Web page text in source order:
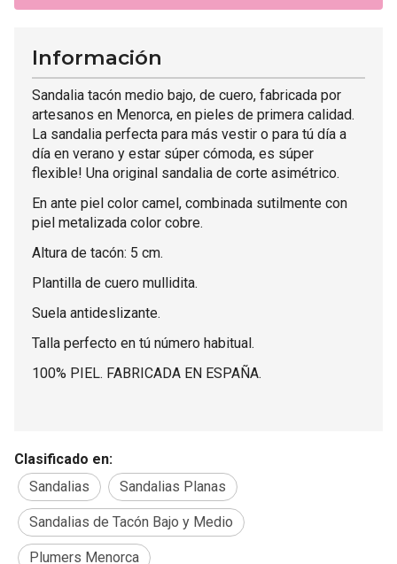
Información
Sandalia tacón medio bajo, de cuero, fabricada por
artesanos en Menorca, en pieles de primera calidad.
La sandalia perfecta para más vestir o para tú día a
día en verano y estar súper cómoda, es súper
flexible! Una original sandalia de corte asimétrico.
En ante piel color camel, combinada sutilmente con
piel metalizada color cobre.
Altura de tacón: 5 cm.
Plantilla de cuero mullidita.
Suela antideslizante.
Talla perfecto en tú número habitual.
100% PIEL. FABRICADA EN ESPAÑA.
Clasificado en:
Sandalias
Sandalias Planas
Sandalias de Tacón Bajo y Medio
Plumers Menorca